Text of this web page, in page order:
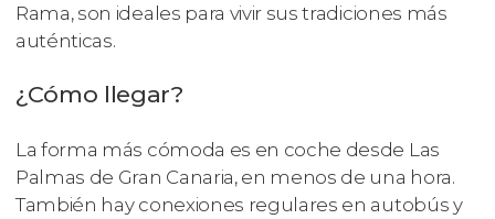
Rama, son ideales para vivir sus tradiciones más
auténticas.
¿Cómo llegar?
La forma más cómoda es en coche desde Las
Palmas de Gran Canaria, en menos de una hora.
También hay conexiones regulares en autobús y